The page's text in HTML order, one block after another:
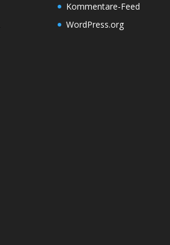
Kommentare-Feed
WordPress.org